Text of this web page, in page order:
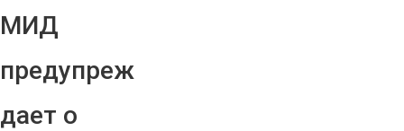
МИД
предупреж
дает о